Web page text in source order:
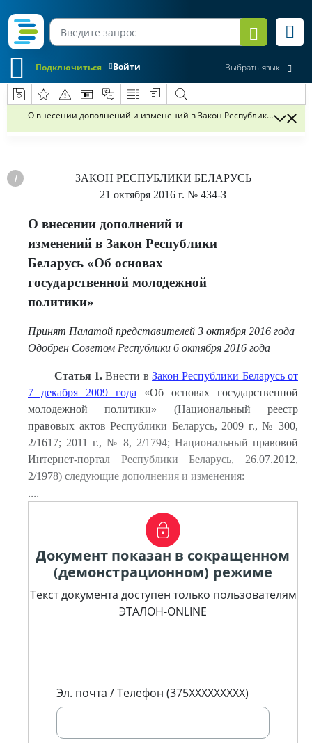
Войти
Подключиться Выбрать язык
О внесении дополнений и изменений в Закон Республики
ЗАКОН РЕСПУБЛИКИ БЕЛАРУСЬ
21 октября 2016 г. № 434-З
О внесении дополнений и
изменений в Закон Республики
Беларусь «Об основах
государственной молодежной
политики»
Принят Палатой представителей 3 октября 2016 года
Одобрен Советом Республики 6 октября 2016 года
Статья 1. Внести вЗакон Республики Беларусь от
7 декабря 2009 года «Об основах государственной
молодежной политики» (Национальный реестр
правовых актов Республики Беларусь, 2009 г., № 300,
2/1617; 2011 г., № 8, 2/1794; Национальный правовой
Интернет-портал Республики Беларусь, 26.07.2012,
2/1978) следующие дополнения и изменения:
....
Документ показан в сокращенном
(демонстрационном) режиме
Текст документа доступен только пользователям
ЭТАЛОН-ONLINE
Эл. почта / Телефон (375XXXXXXXXX)